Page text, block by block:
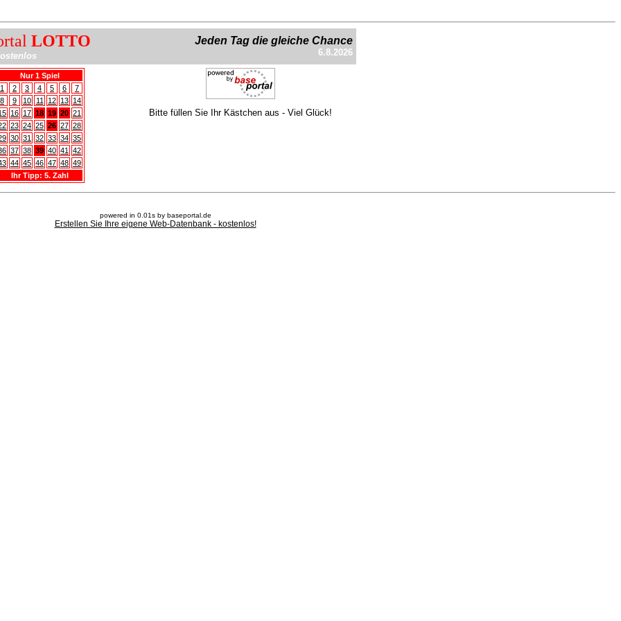
LOTTO Jeden Tag die gleiche Chance
6.8.2026
Nur 1 Spiel
1
2 3 4 5 6
7
8
9 10 11 12 13 14
16 17 18 19 20 21
23 24 25 26 27 28
30 31 32 33 34 35
37 38 39 40 41
42
44 45 46 47 48 49
Ihr Tipp: 5. Zahl
Bitte füllen Sie Ihr Kästchen aus - Viel Glück!
powered in 0.01s by baseportal.de
Erstellen Sie Ihre eigene Web-Datenbank - kostenlos!